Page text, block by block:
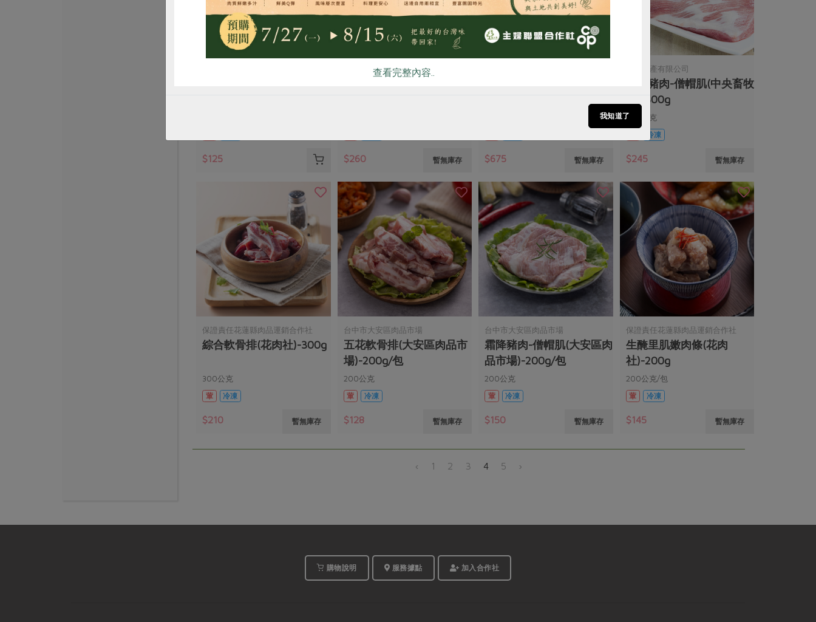
$125
舍利蓮有限公司
$260 暫無庫存 $675 暫無庫存
中央畜產有限公司
霜降豬肉-僧帽肌(中央畜牧
場)-300g
300公克
冷凍
$245 暫無庫存
保證責任花蓮縣肉品運銷合作社
綜合軟骨排(花肉社)-300g
300公克
葷
冷凍
$210 暫無庫存
台中市大安區肉品市場
五花軟骨排(大安區肉品市
場)-200g/包
200公克
葷
冷凍
$128 暫無庫存
台中市大安區肉品市場
霜降豬肉-僧帽肌(大安區肉
品市場)-200g/包
200公克
葷
冷凍
$150 暫無庫存
保證責任花蓮縣肉品運銷合作社
生醃里肌嫩肉條(花肉
社)-200g
200公克/包
葷
冷凍
$145 暫無庫存
‹ 1 2 3 4 5 ›
購物說明 服務據點 加入合作社
查看完整內容..
我知道了